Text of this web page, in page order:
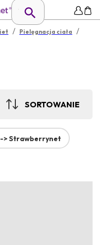
/ Pielęgnacja ciała /
SORTOWANIE
Strawberrynet